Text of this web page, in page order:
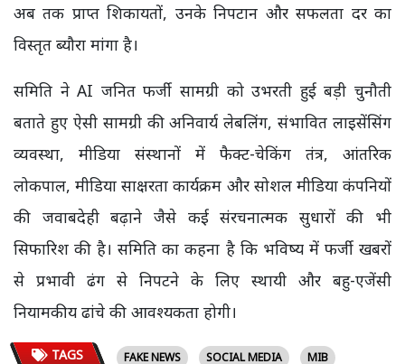
अब तक प्राप्त शिकायतों, उनके निपटान और सफलता दर का
विस्तृत ब्यौरा मांगा है।
समिति ने AI जनित फर्जी सामग्री को उभरती हुई बड़ी चुनौती
बताते हुए ऐसी सामग्री की अनिवार्य लेबलिंग, संभावित लाइसेंसिंग
व्यवस्था, मीडिया संस्थानों में फैक्ट-चेकिंग तंत्र, आंतरिक
लोकपाल, मीडिया साक्षरता कार्यक्रम और सोशल मीडिया कंपनियों
की जवाबदेही बढ़ाने जैसे कई संरचनात्मक सुधारों की भी
सिफारिश की है। समिति का कहना है कि भविष्य में फर्जी खबरों
से प्रभावी ढंग से निपटने के लिए स्थायी और बहु-एजेंसी
नियामकीय ढांचे की आवश्यकता होगी।
TAGS FAKE NEWS SOCIAL MEDIA MIB